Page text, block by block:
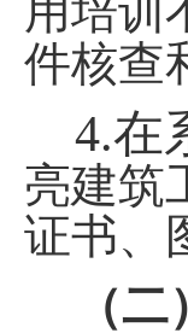
用培训
件核查
4.在
亮建筑
证书、
（